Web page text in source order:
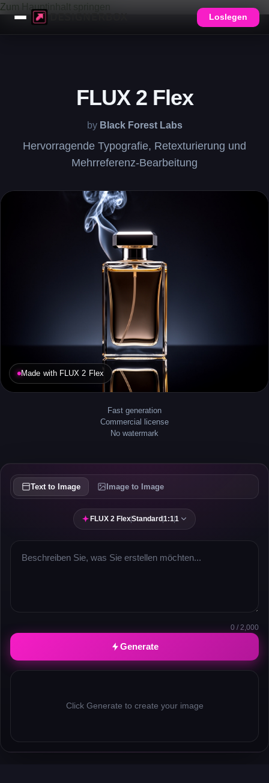
Zum Hauptinhalt springen
Loslegen
FLUX 2 Flex
by Black Forest Labs
Hervorragende Typografie, Retexturierung und
Mehrreferenz-Bearbeitung
Made with FLUX 2 Flex
Fast generation
Commercial license
No watermark
Text to Image Image to Image
FLUX 2 Flex|Standard |1:1|1
0 / 2,000
Generate
Click Generate to create your image